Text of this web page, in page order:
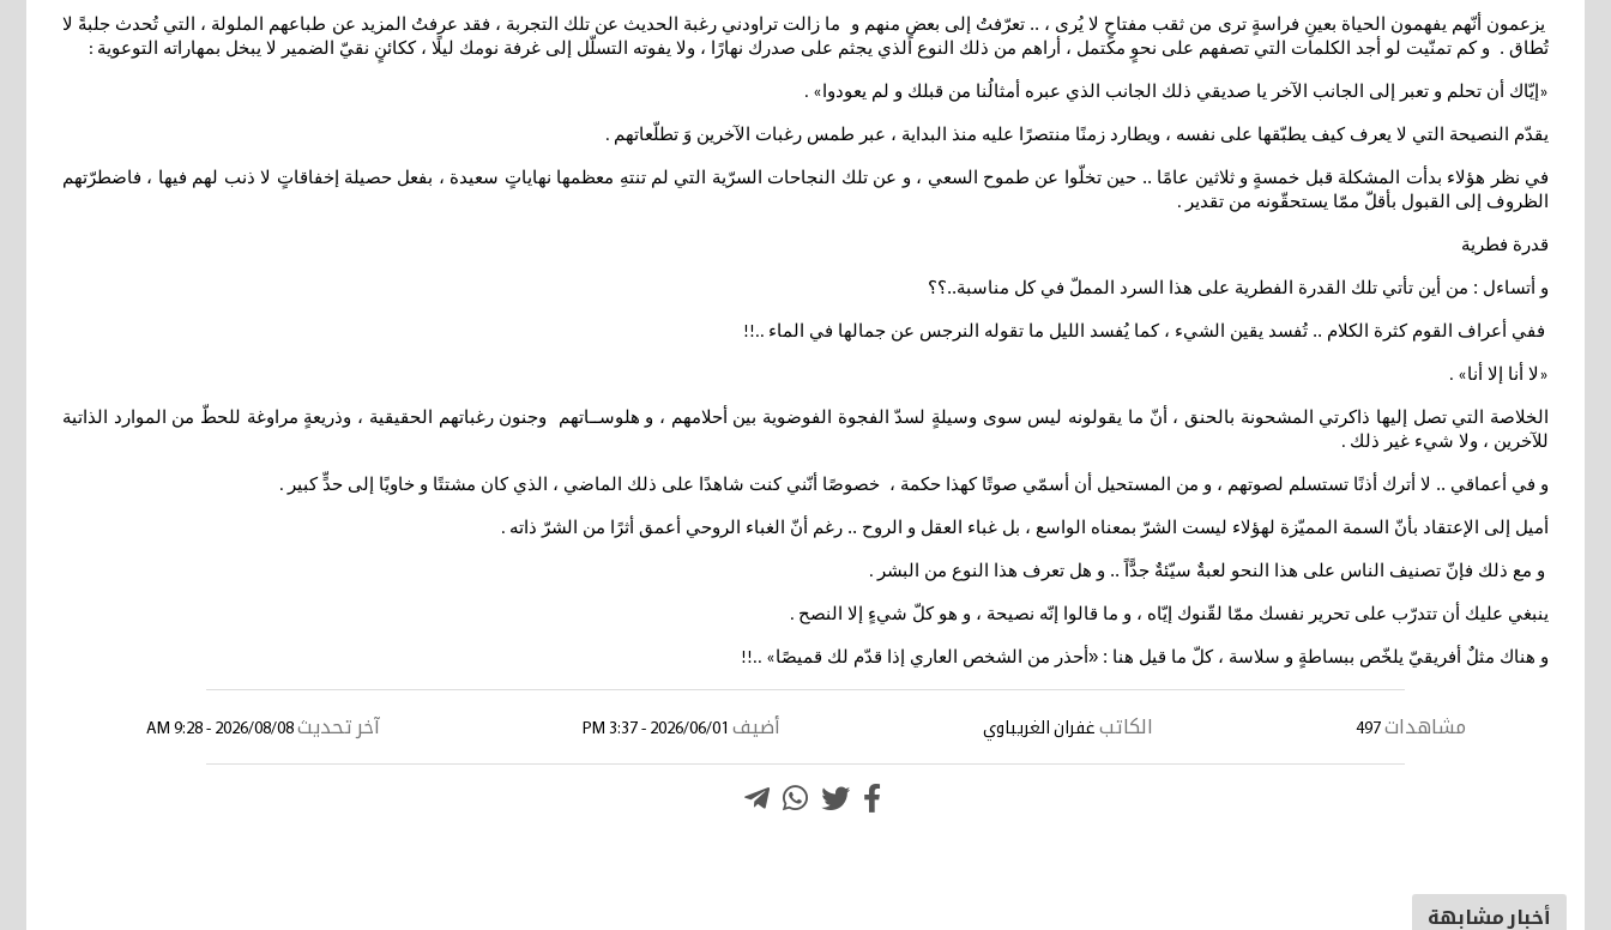
يزعمون أنّهم يفهمون الحياة بعينِ فراسةٍ ترى من ثقب مفتاحٍ لا يُرى ، .. تعرّفتُ إلى بعضٍ منهم و ما زالت تراودني رغبة الحديث عن تلك التجربة ، فقد عرفتُ المزيد عن طباعهم الملولة ، التي تُحدث جلبةً لا
تُطاق . و كم تمنّيت لو أجد الكلمات التي تصفهم على نحوٍ مكتمل ، أراهم من ذلك النوع الذي يجثم على صدرك نهارًا ، ولا يفوته التسلّل إلى غرفة نومك ليلًا ، ككائنٍ نقيّ الضمير لا يبخل بمهاراته التوعوية :
« إيّاك أن تحلم و تعبر إلى الجانب الآخر يا صديقي ذلك الجانب الذي عبره أمثالُنا من قبلك و لم يعودوا » .
يقدّم النصيحة التي لا يعرف كيف يطبّقها على نفسه ، ويطارد زمنًا منتصرًا عليه منذ البداية ، عبر طمس رغبات الآخرين وَ تطلّعاتهم .
في نظر هؤلاء بدأت المشكلة قبل خمسةٍ و ثلاثين عامًا .. حين تخلّوا عن طموح السعي ، و عن تلك النجاحات السرّية التي لم تنتهِ معظمها نهاياتٍ سعيدة ، بفعل حصيلة إخفاقاتٍ لا ذنب لهم فيها ، فاضطرّتهم
الظروف إلى القبول بأقلّ ممّا يستحقّونه من تقدير .
قدرة فطرية
و أتساءل : من أين تأتي تلك القدرة الفطرية على هذا السرد المملّ في كل مناسبة..؟؟
ففي أعراف القوم كثرة الكلام .. تُفسد يقين الشيء ، كما يُفسد الليل ما تقوله النرجس عن جمالها في الماء ..!!
« لا أنا إلا أنا» .
الخلاصة التي تصل إليها ذاكرتي المشحونة بالحنق ، أنّ ما يقولونه ليس سوى وسيلةٍ لسدّ الفجوة الفوضوية بين أحلامهم ، و هلوســاتهم وجنون رغباتهم الحقيقية ، وذريعةٍ مراوغة للحطّ من الموارد الذاتية
للآخرين ، ولا شيء غير ذلك .
و في أعماقي .. لا أترك أذنًا تستسلم لصوتهم ، و من المستحيل أن أسمّي صوتًا كهذا حكمة ، خصوصًا أنّني كنت شاهدًا على ذلك الماضي ، الذي كان مشتتًا و خاويًا إلى حدٍّ كبير .
أميل إلى الإعتقاد بأنّ السمة المميّزة لهؤلاء ليست الشرّ بمعناه الواسع ، بل غباء العقل و الروح .. رغم أنّ الغباء الروحي أعمق أثرًا من الشرّ ذاته .
و مع ذلك فإنّ تصنيف الناس على هذا النحو لعبةٌ سيّئةٌ جدًّاً .. و هل تعرف هذا النوع من البشر .
ينبغي عليك أن تتدرّب على تحرير نفسك ممّا لقّنوك إيّاه ، و ما قالوا إنّه نصيحة ، و هو كلّ شيءٍ إلا النصح .
و هناك مثلٌ أفريقيّ يلخّص ببساطةٍ و سلاسة ، كلّ ما قيل هنا : «أحذر من الشخص العاري إذا قدّم لك قميصًا» ..!!
مشاهدات 497 الكاتب غفران الغريباوي أضيف 2026/06/01 - 3:37 PM آخر تحديث 2026/08/08 - 9:28 AM
أخبار مشابهة